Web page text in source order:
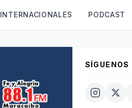
INTERNACIONALES PODCAST
SÍGUENOS